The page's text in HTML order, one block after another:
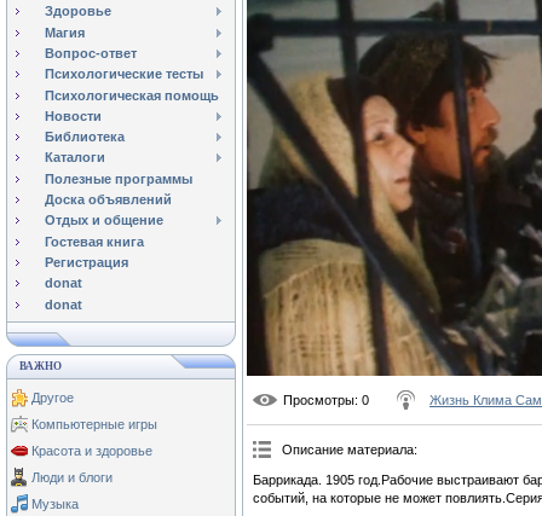
Здоровье
Магия
Вопрос-ответ
Психологические тесты
Психологическая помощь
Новости
Библиотека
Каталоги
Полезные программы
Доска объявлений
Отдых и общение
Гостевая книга
Регистрация
donat
donat
ВАЖНО
Другое
Компьютерные игры
Красота и здоровье
Люди и блоги
Музыка
Просмотры: 0 Жизнь Клима
Описание материала:
Баррикада. 1905 год.Рабочие выстраивают
событий, на которые не может